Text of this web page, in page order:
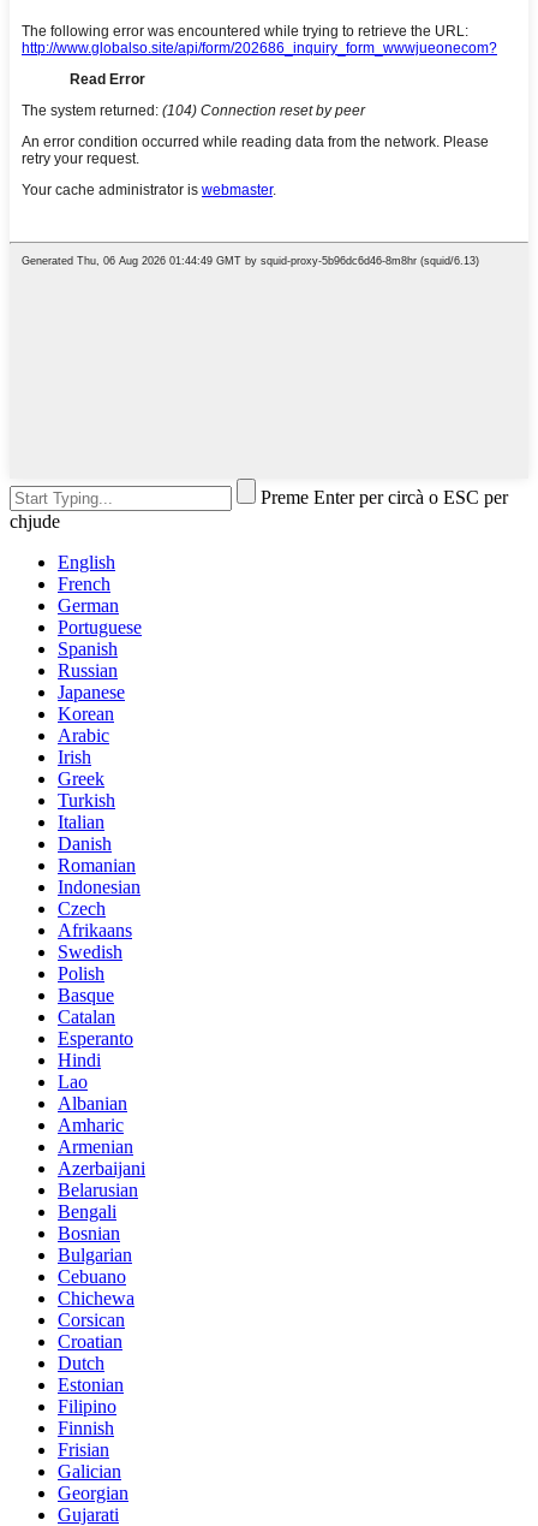
Preme Enter per circà o ESC per
chjude
English
French
German
Portuguese
Spanish
Russian
Japanese
Korean
Arabic
Irish
Greek
Turkish
Italian
Danish
Romanian
Indonesian
Czech
Afrikaans
Swedish
Polish
Basque
Catalan
Esperanto
Hindi
Lao
Albanian
Amharic
Armenian
Azerbaijani
Belarusian
Bengali
Bosnian
Bulgarian
Cebuano
Chichewa
Corsican
Croatian
Dutch
Estonian
Filipino
Finnish
Frisian
Galician
Georgian
Gujarati